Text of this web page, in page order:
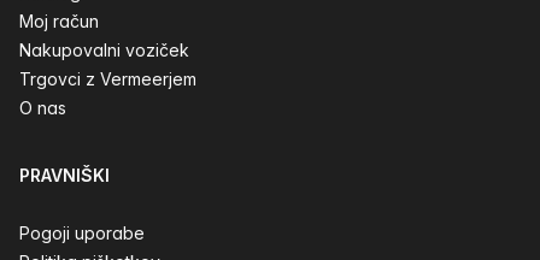
Moj račun
Nakupovalni voziček
Trgovci z Vermeerjem
O nas
PRAVNIŠKI
Pogoji uporabe